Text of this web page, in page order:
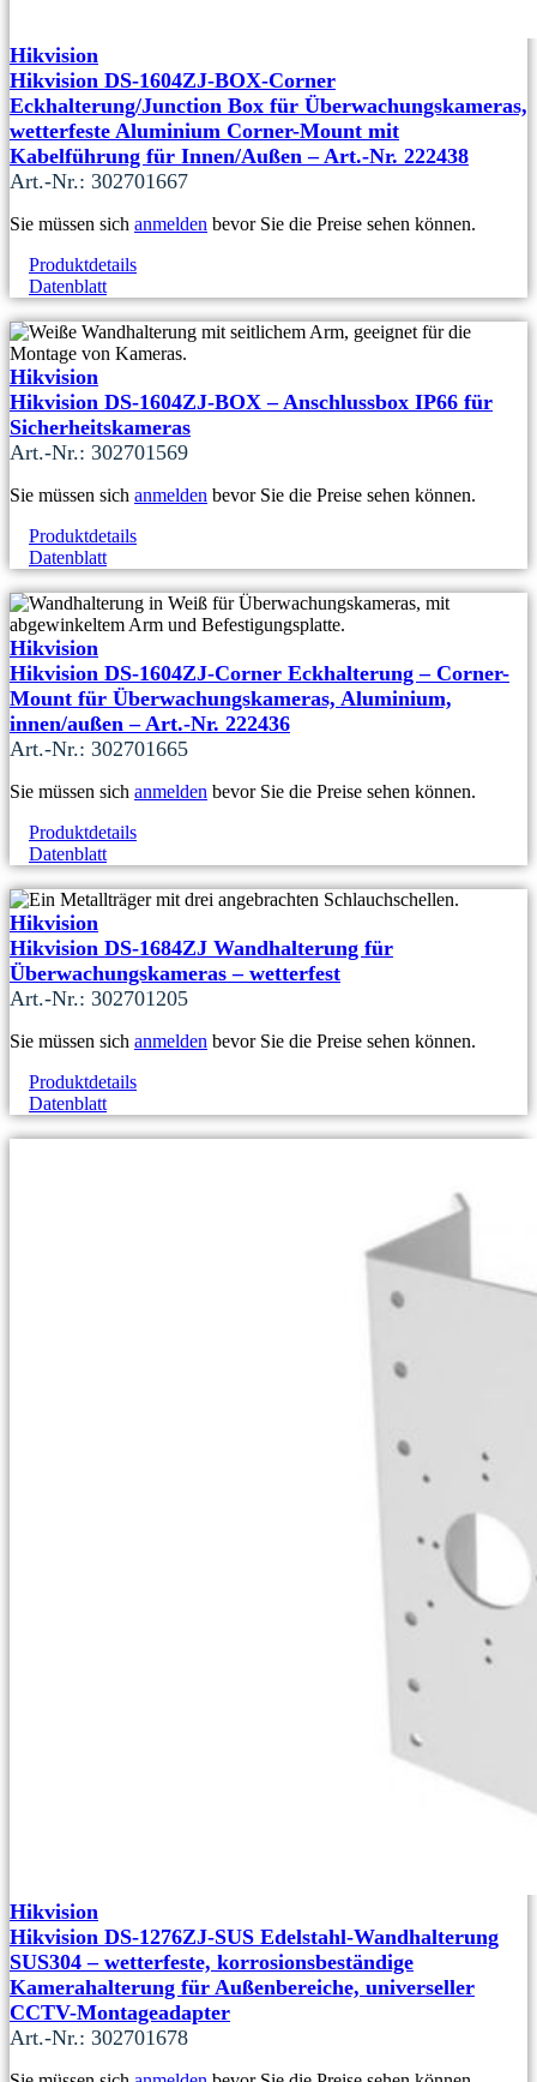
Hikvision
Hikvision DS-1604ZJ-BOX-Corner
Eckhalterung/Junction Box für Überwachungskameras,
wetterfeste Aluminium Corner-Mount mit
Kabelführung für Innen/Außen – Art.-Nr. 222438
Art.-Nr.: 302701667
Sie müssen sich anmelden bevor Sie die Preise sehen können.
Produktdetails
Datenblatt
Hikvision
Hikvision DS-1604ZJ-BOX – Anschlussbox IP66 für
Sicherheitskameras
Art.-Nr.: 302701569
Sie müssen sich anmelden bevor Sie die Preise sehen können.
Produktdetails
Datenblatt
Hikvision
Hikvision DS-1604ZJ-Corner Eckhalterung – Corner-
Mount für Überwachungskameras, Aluminium,
innen/außen – Art.-Nr. 222436
Art.-Nr.: 302701665
Sie müssen sich anmelden bevor Sie die Preise sehen können.
Produktdetails
Datenblatt
Hikvision
Hikvision DS-1684ZJ Wandhalterung für
Überwachungskameras – wetterfest
Art.-Nr.: 302701205
Sie müssen sich anmelden bevor Sie die Preise sehen können.
Produktdetails
Datenblatt
Hikvision
Hikvision DS-1276ZJ-SUS Edelstahl-Wandhalterung
SUS304 – wetterfeste, korrosionsbeständige
Kamerahalterung für Außenbereiche, universeller
CCTV-Montageadapter
Art.-Nr.: 302701678